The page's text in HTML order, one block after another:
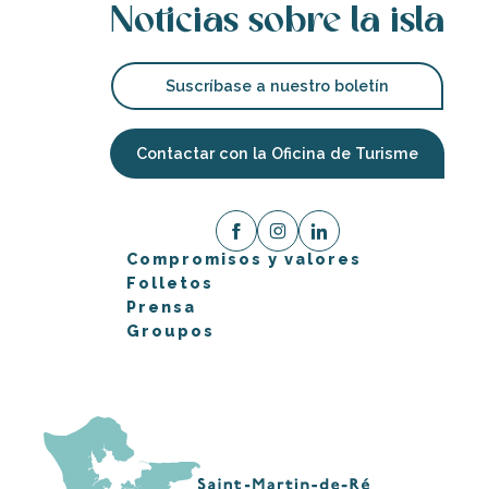
Noticias sobre la isla
Suscríbase a nuestro boletín
Contactar con la Oficina de Turisme
Compromisos y valores
Folletos
Prensa
Groupos